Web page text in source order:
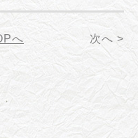
へ 次へ >